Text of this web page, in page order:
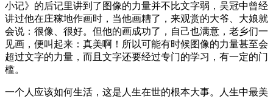
小记》的后记里讲到了图像的力量并不比文字弱，吴冠中曾经
讲过他在庄稼地作画时，当他画糟了，来观赏的大爷、大娘就
会说：很像、很好。但他的画成功了，自己也满意，老乡们一
见画，便叫起来：真美啊！所以可能有时候图像的力量甚至会
超过文字的力量，而且文字还要经过专门的学习，有一定的门
槛。
一个人应该如何生活，这是人生在世的根本大事。人生中最美